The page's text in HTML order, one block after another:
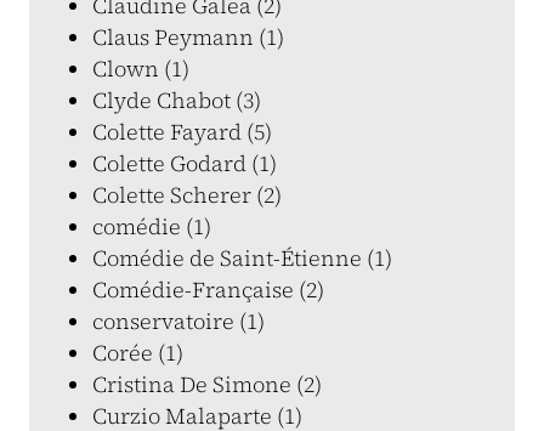
Claus Peymann (1)
Clown (1)
Clyde Chabot (3)
Colette Fayard (5)
Colette Godard (1)
Colette Scherer (2)
comédie (1)
Comédie de Saint-Étienne (1)
Comédie-Française (2)
conservatoire (1)
Corée (1)
Cristina De Simone (2)
Curzio Malaparte (1)